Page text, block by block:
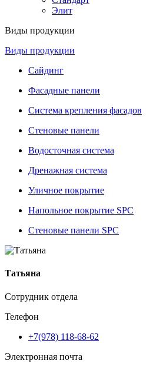
Элит
Виды продукции
Виды продукции
Сайдинг
Фасадные панели
Система крепления фасадов
Стеновые панели
Водосточная система
Дренажная система
Уличное покрытие
Напольное покрытие SPC
Стеновые панели SPC
Татьяна
Сотрудник отдела
Телефон
+7(978) 118-68-62
Электронная почта